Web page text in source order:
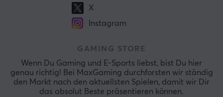
X
Instagram
GAMING STORE
Wenn Du Gaming und E-Sports liebst, bist Du hier
genau richtig! Bei MaxGaming durchforsten wir ständig
den Markt nach den aktuellsten Spielen, damit wir Dir
das absolut Beste präsentieren können.